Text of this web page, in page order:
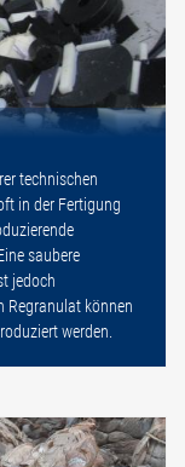
technischen
in der Fertigung
saubere
jedoch
Regranulat können
werden.